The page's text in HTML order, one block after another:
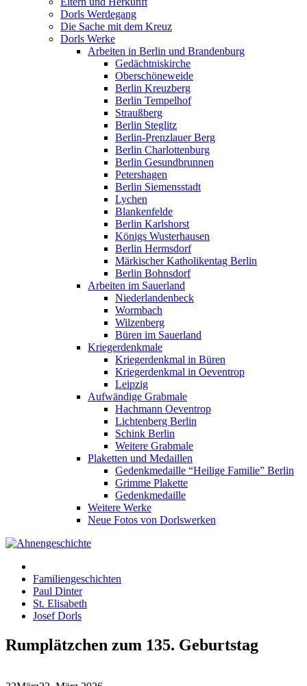
Dorls Werdegang
Die Sache mit dem Kreuz
Dorls Werke
Arbeiten in Berlin und Brandenburg
Gedächtniskirche
Oberschöneweide
Berlin Kreuzberg
Berlin Tempelhof
Straußberg
Berlin Steglitz
Berlin-Prenzlauer Berg
Berlin Charlottenburg
Berlin Gesundbrunnen
Petershagen
Berlin Siemensstadt
Lychen
Blankenfelde
Berlin Karlshorst
Königs Wusterhausen
Berlin Hermsdorf
Märkischer Katholikentag Berlin
Berlin Bohnsdorf
Arbeiten im Sauerland
Niederlandenbeck
Wormbach
Wilzenberg
Büren im Sauerland
Kriegerdenkmale
Kriegerdenkmal in Büren
Kriegerdenkmal in Oeventrop
Leipzig
Aufwändige Grabmale
Hachmann Oeventrop
Lichtenberg Berlin
Schink Berlin
Weitere Grabmale
Plaketten und Medaillen
Gedenkmedaille “Heilige Familie” Berlin
Grimme Plakette
Gedenkmedaille
Weitere Werke
Neue Fotos von Dorlswerken
Familiengeschichten
Paul Dinter
St. Elisabeth
Josef Dorls
Rumplätzchen zum 135. Geburtstag